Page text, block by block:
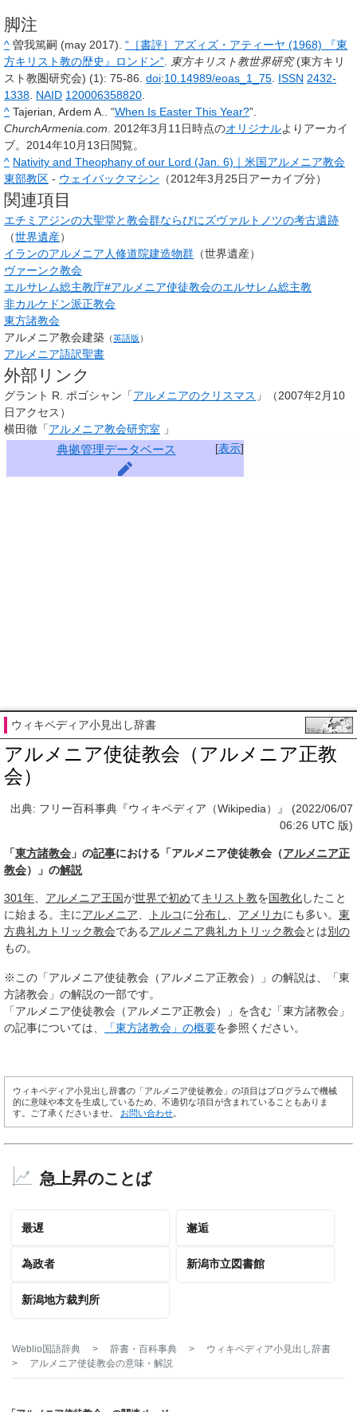
脚注
^ 曽我篤嗣 (may 2017). “［書評］アズィズ・アティーヤ (1968) 『東
方キリスト教の歴史』ロンドン”. 東方キリスト教世界研究(東方キリ
スト教圏研究会) (1): 75-86. doi:10.14989/eoas_1_75. ISSN 2432-
1338. NAID 120006358820.
^ Tajerian, Ardem A.. “When Is Easter This Year?”.
ChurchArmenia.com. 2012年3月11日時点のオリジナルよりアーカイ
ブ。2014年10月13日閲覧。
^ Nativity and Theophany of our Lord (Jan. 6)｜米国アルメニア教会
東部教区 - ウェイバックマシン （2012年3月25日アーカイブ分）
関連項目
エチミアジンの大聖堂と教会群ならびにズヴァルトノツの考古遺跡
（世界遺産）
イランのアルメニア人修道院建造物群 （世界遺産）
ヴァーンク教会
エルサレム総主教庁#アルメニア使徒教会のエルサレム総主教
非カルケドン派正教会
東方諸教会
アルメニア教会建築 （英語版 ）
アルメニア語訳聖書
外部リンク
グラント R. ポゴシャン「アルメニアのクリスマス 」（2007年2月10
日アクセス）
横田徹「アルメニア教会研究室 」
[表示]
典拠管理データベース
ウィキペディア小見出し辞書
アルメニア使徒教会（アルメニア正教
会）
出典: フリー百科事典『ウィキペディア（Wikipedia）』 (2022/06/07
06:26 UTC 版)
「東方諸教会 」の記事における「アルメニア使徒教会（アルメニア正
教会）」の解説
301年、 アルメニア王国が世界で初めてキリスト教を国教化したこと
に始まる。主にアルメニア、 トルコに分布し、 アメリカにも多い。 東
方典礼カトリック教会であるアルメニア典礼カトリック教会とは別の
もの。
※この「アルメニア使徒教会（アルメニア正教会）」の解説は、「東
方諸教会」の解説の一部です。
「アルメニア使徒教会（アルメニア正教会）」を含む「東方諸教会」
の記事については、
「東方諸教会」の概要を参照ください。
ウィキペディア小見出し辞書の「アルメニア使徒教会」の項目はプログラムで機械
的に意味や本文を生成しているため、不適切な項目が含まれていることもありま
す。ご了承くださいませ。 お問い合わせ
急上昇のことば
最遅 邂逅
為政者 新潟市立図書館
新潟地方裁判所
Weblio国語辞典 > 辞書・百科事典 >
ウィキペディア小見出し辞書
>
アルメニア使徒教会の意味・解説